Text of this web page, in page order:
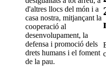
d'altres llocs del món i a
casa nostra, mitjançant la
cooperació al
desenvolupament, la
defensa i promoció dels
drets humans i el foment
de la pau.